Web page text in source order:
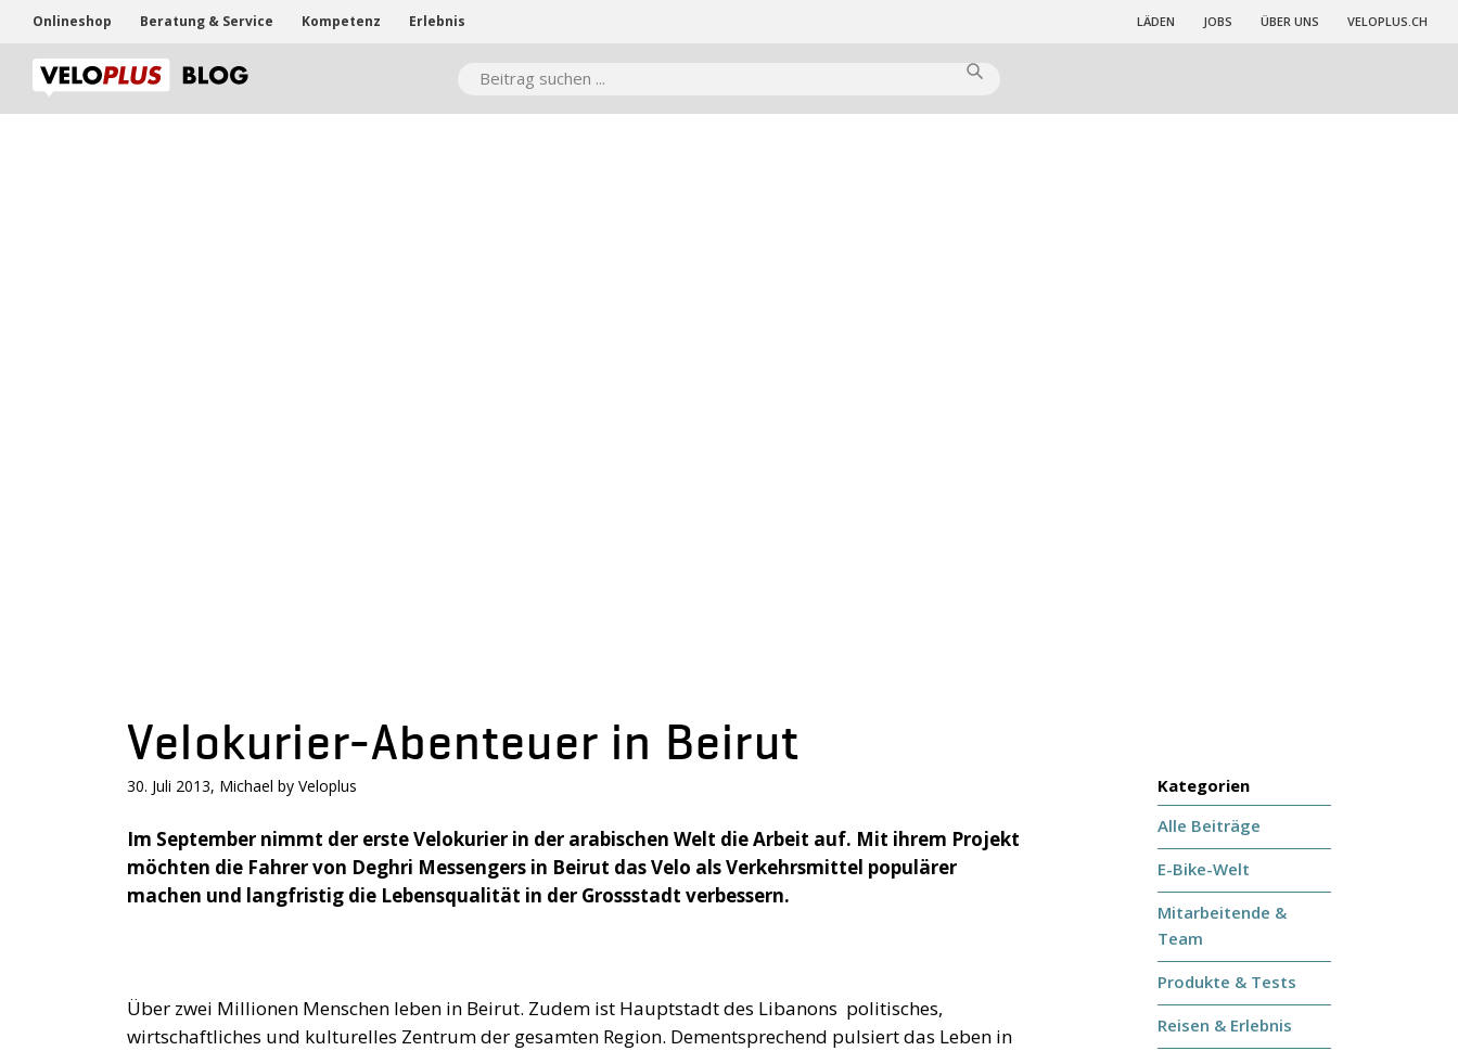
Onlineshop Beratung & Service Kompetenz Erlebnis LÄDEN JOBS ÜBER UNS VELOPLUS.CH
Velokurier-Abenteuer in Beirut
30. Juli 2013, Michael by Veloplus
Im September nimmt der erste Velokurier in der arabischen Welt die Arbeit auf. Mit ihrem Projekt
möchten die Fahrer von Deghri Messengers in Beirut das Velo als Verkehrsmittel populärer
machen und langfristig die Lebensqualität in der Grossstadt verbessern.
Über zwei Millionen Menschen leben in Beirut. Zudem ist Hauptstadt des Libanons politisches,
wirtschaftliches und kulturelles Zentrum der gesamten Region. Dementsprechend pulsiert das Leben in
Kategorien
Alle Beiträge
E-Bike-Welt
Mitarbeitende &
Team
Produkte & Tests
Reisen & Erlebnis